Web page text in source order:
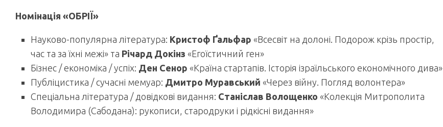
Номінація «ОБРІЇ»
Науково-популярна література: Кристоф Ґальфар «Всесвіт на долоні. Подорож крізь простір,
час та за їхні межі» та Річард Докінз «Егоїстичний ген»
Бізнес / економіка / успіх: Ден Сенор «Країна стартапів. Історія ізраїльського економічного дива»
Публіцистика / сучасні мемуар: Дмитро Муравський «Через війну. Погляд волонтера»
Спеціальна література / довідкові видання: Станіслав Волощенко «Колекція Митрополита
Володимира (Сабодана): рукописи, стародруки і рідкісні видання»